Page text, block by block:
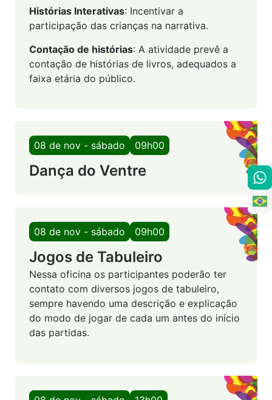
Histórias Interativas: Incentivar a
participação das crianças na narrativa.
Contação de histórias: A atividade prevê a
contação de histórias de livros, adequados a
faixa etária do público.
08 de nov - sábado 09h00
Dança do Ventre
08 de nov - sábado 09h00
Jogos de Tabuleiro
Nessa oficina os participantes poderão ter
contato com diversos jogos de tabuleiro,
sempre havendo uma descrição e explicação
do modo de jogar de cada um antes do início
das partidas.